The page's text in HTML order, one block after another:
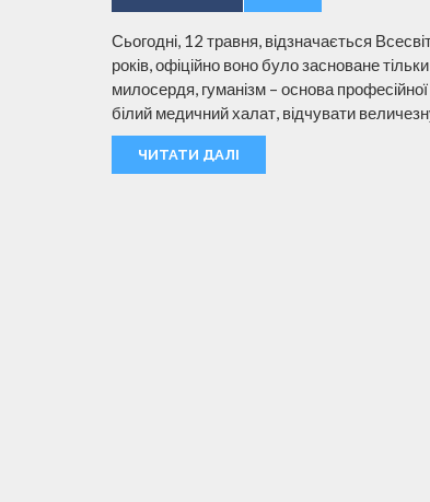
Сьогодні, 12 травня, відзначається
років, офіційно воно було засноване
милосердя, гуманізм – основа
білий медичний халат, відчувати
ЧИТАТИ ДАЛІ